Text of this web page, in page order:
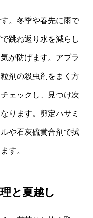
。冬季や春先に雨で
跳ね返り水を減らし
が防げます。アブラ
剤の殺虫剤をまく方
ェックし、見つけ次
ります。剪定ハサミ
や石灰硫黄合剤で拭
す。
と夏越し